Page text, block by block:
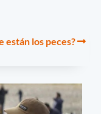
están los peces?